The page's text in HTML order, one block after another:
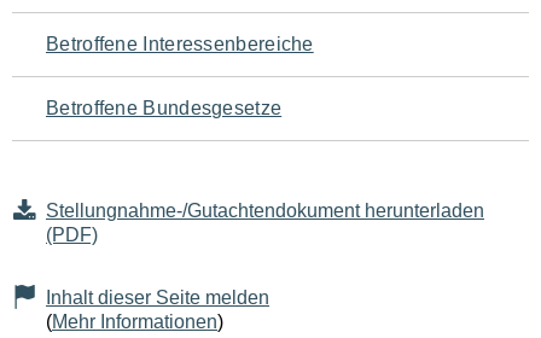
für
den
Seiteninhalt
Betroffene Interessenbereiche
Betroffene Bundesgesetze
Stellungnahme-/Gutachtendokument herunterladen
(PDF)
Inhalt dieser Seite melden
(Mehr Informationen)